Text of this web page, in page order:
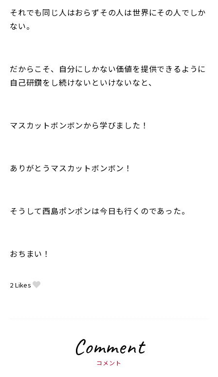
それでも同じ人はおらずその人は世界にその人でしか
ない。
だからこそ、自分にしかない価値を提供できるように
自己研鑽をし続けないといけないなと、
マスカットボンボンから学びました！
ありがとうマスカットボンボン！
そうして西島ポンポンは今日も行くのであった。
おちまい！
2 Likes
Comment
コメント